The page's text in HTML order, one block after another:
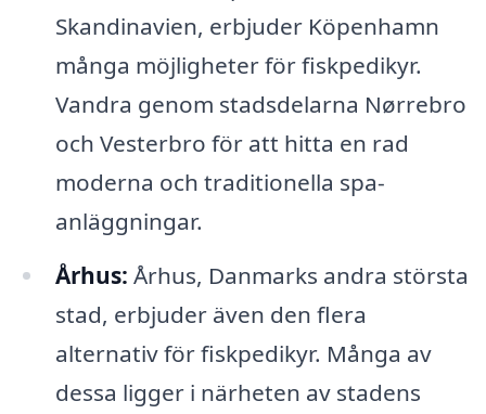
Skandinavien, erbjuder Köpenhamn
många möjligheter för fiskpedikyr.
Vandra genom stadsdelarna Nørrebro
och Vesterbro för att hitta en rad
moderna och traditionella spa-
anläggningar.
Århus: Århus, Danmarks andra största
stad, erbjuder även den flera
alternativ för fiskpedikyr. Många av
dessa ligger i närheten av stadens